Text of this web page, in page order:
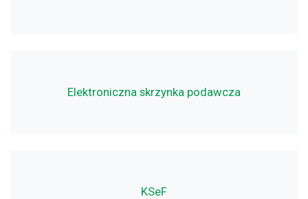
Elektroniczna skrzynka podawcza
KSeF